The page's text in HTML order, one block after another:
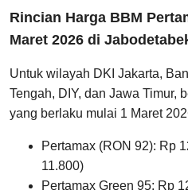
Rincian Harga BBM
Maret 2026 di
Untuk wilayah DKI Jakarta,
Tengah, DIY, dan Jawa Timur,
yang berlaku mulai 1 Maret
Pertamax (RON 92): Rp
11.800)
Pertamax Green 95: Rp